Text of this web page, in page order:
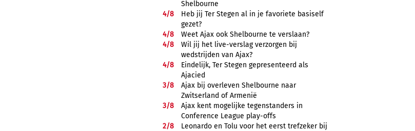
Shelbourne
4/8
Heb jij Ter Stegen al in je favoriete basiself
gezet?
4/8
Weet Ajax ook Shelbourne te verslaan?
4/8
Wil jij het live-verslag verzorgen bij
wedstrijden van Ajax?
4/8
Eindelijk, Ter Stegen gepresenteerd als
Ajacied
3/8
Ajax bij overleven Shelbourne naar
Zwitserland of Armenië
3/8
Ajax kent mogelijke tegenstanders in
Conference League play-offs
2/8
Leonardo en Tolu voor het eerst trefzeker bij